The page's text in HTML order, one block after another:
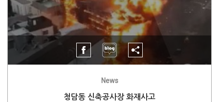
News
청담동 신축공사장 화재사고